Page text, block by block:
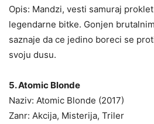
Opis: Mandzi, vesti samuraj
legendarne bitke. Gonjen
saznaje da ce jedino boreci se
svoju dusu.
5. Atomic Blonde
Naziv: Atomic Blonde (2017)
Zanr: Akcija, Misterija, Triler